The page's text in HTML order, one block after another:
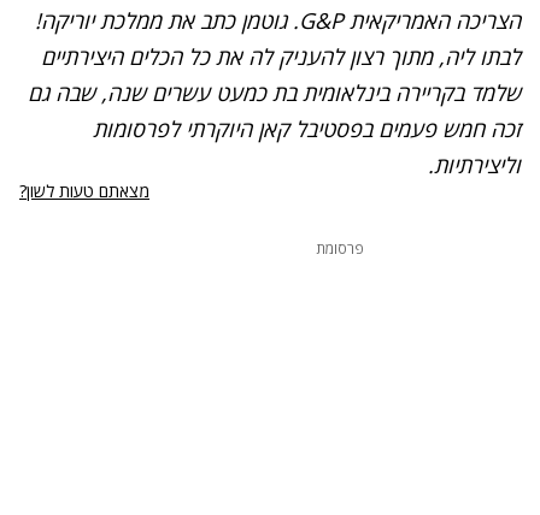
הצריכה האמריקאית G&P. גוטמן כתב את ממלכת יוריקה!
לבתו ליה, מתוך רצון להעניק לה את כל הכלים היצירתיים
שלמד בקריירה בינלאומית בת כמעט עשרים שנה, שבה גם
זכה חמש פעמים בפסטיבל קאן היוקרתי לפרסומות
וליצירתיות.
מצאתם טעות לשון?
פרסומת